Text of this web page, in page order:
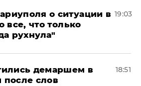
о ситуации в
все, что только
рухнула"
19:03
демаршем в
после слов
18:51